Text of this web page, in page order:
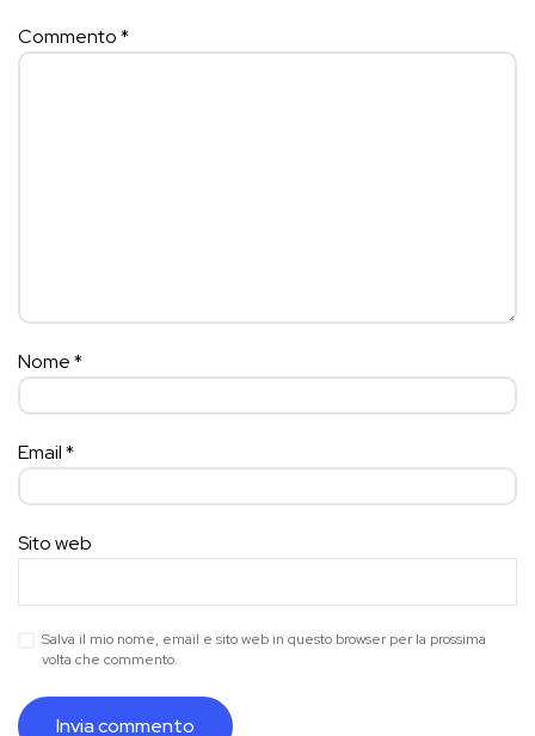
Commento*
Nome*
Email*
Sito web
Salva il mio nome, email e sito web in questo browser per la prossima
volta che commento.